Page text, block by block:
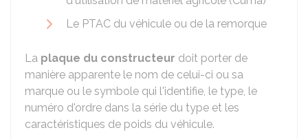
Le PTAC du véhicule ou de la remorque
La plaque du constructeur doit porter de
manière apparente le nom de celui-ci ou sa
marque ou le symbole qui l'identifie, le type, le
numéro d'ordre dans la série du type et les
caractéristiques de poids du véhicule.